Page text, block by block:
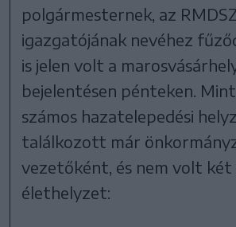
polgármesternek, az
igazgatójának nevéhez
is jelen volt a
bejelentésen pénteken.
számos hazatelepedési
találkozott már
vezetőként, és nem volt
élethelyzet: